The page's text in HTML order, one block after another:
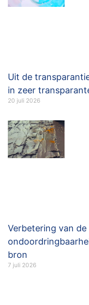
Uit de
in zeer
20 juli 2026
Verbetering van
bron
7 juli 2026